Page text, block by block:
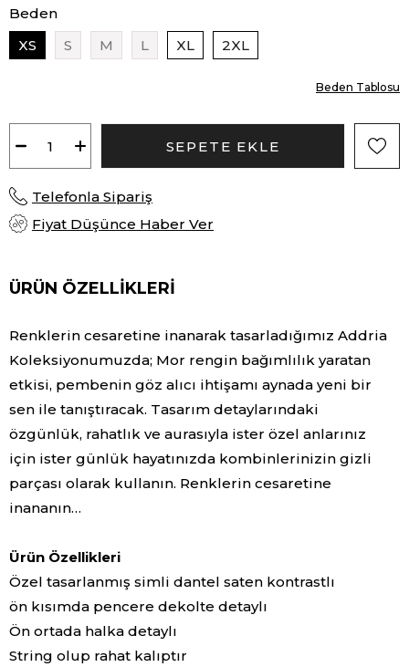
Beden
XS
S M L XL 2XL
Beden Tablosu
Telefonla Sipariş
Fiyat Düşünce Haber Ver
ÜRÜN ÖZELLIKLERI
Renklerin cesaretine inanarak tasarladığımız Addria
Koleksiyonumuzda; Mor rengin bağımlılık yaratan
etkisi, pembenin göz alıcı ihtişamı aynada yeni bir
sen ile tanıştıracak. Tasarım detaylarındaki
özgünlük, rahatlık ve aurasıyla ister özel anlarınız
için ister günlük hayatınızda kombinlerinizin gizli
parçası olarak kullanın. Renklerin cesaretine
inananın…
Ürün Özellikleri
Özel tasarlanmış simli dantel saten kontrastlı
ön kısımda pencere dekolte detaylı
Ön ortada halka detaylı
String olup rahat kalıptır